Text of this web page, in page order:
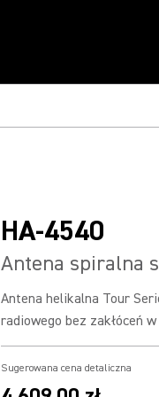
HA-4540
Antena spiralna
Antena helikalna Tour
radiowego bez zakłóceń
Sugerowana cena detaliczna